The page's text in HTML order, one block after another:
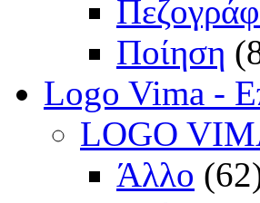
Ποίηση
Logo Vima -
LOGO
Άλλο